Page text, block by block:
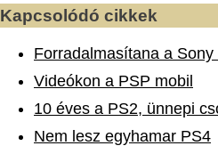
Kapcsolódó cikkek
Forradalmasítana a
Videókon a PSP mobil
10 éves a PS2, ünnepi
Nem lesz egyhamar PS4